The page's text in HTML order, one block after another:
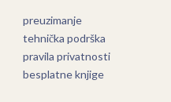
preuzimanje
tehnička podrška
pravila privatnosti
besplatne knjige